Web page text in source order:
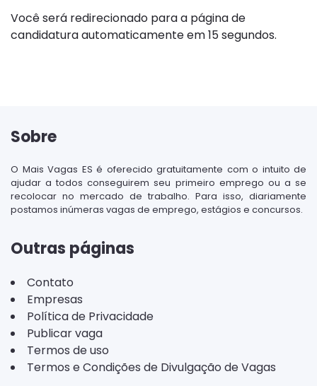
Você será redirecionado para a página de
candidatura automaticamente em 15 segundos.
Sobre
O Mais Vagas ES é oferecido gratuitamente com o intuito de
ajudar a todos conseguirem seu primeiro emprego ou a se
recolocar no mercado de trabalho. Para isso, diariamente
postamos inúmeras vagas de emprego, estágios e concursos.
Outras páginas
Contato
Empresas
Política de Privacidade
Publicar vaga
Termos de uso
Termos e Condições de Divulgação de Vagas